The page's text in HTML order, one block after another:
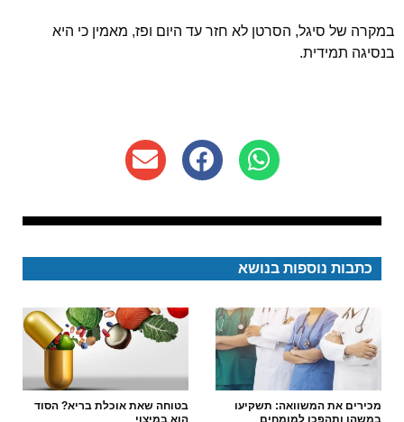
במקרה של סיגל, הסרטן לא חזר עד היום ופז, מאמין כי היא
בנסיגה תמידית.
כתבות נוספות בנושא
מכירים את המשוואה: תשקיעו
במשהו ותהפכו למומחים
בטוחה שאת אוכלת בריא? הסוד
הוא במיצוי